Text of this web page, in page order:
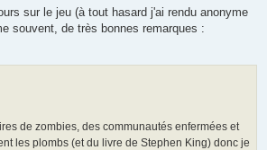
sur le jeu (à tout hasard j'ai rendu anonyme
souvent, de très bonnes remarques :
de zombies, des communautés enfermées et
les plombs (et du livre de Stephen King) donc je